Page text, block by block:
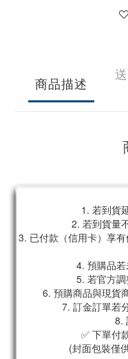
商品描述
1. 若到貨
2. 若到貨量
3. 已付款（信用卡）享
4. 預購品若
5. 若官方調
6. 預購商品與現貨
7. 訂金訂單若
8.
✅ 下單付
(封面包裝僅